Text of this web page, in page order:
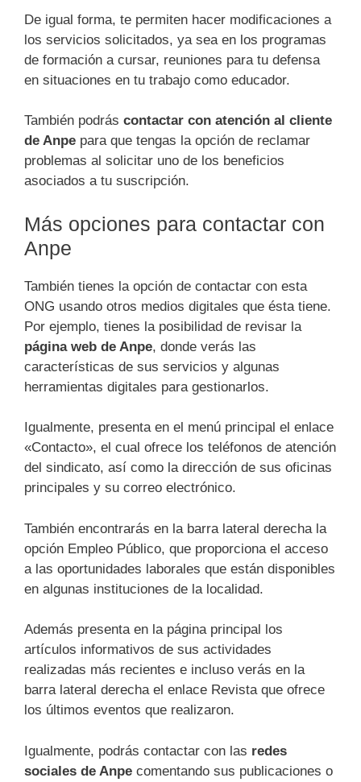
De igual forma, te permiten hacer modificaciones a
los servicios solicitados, ya sea en los programas
de formación a cursar, reuniones para tu defensa
en situaciones en tu trabajo como educador.
También podrás contactar con atención al cliente
de Anpe para que tengas la opción de reclamar
problemas al solicitar uno de los beneficios
asociados a tu suscripción.
Más opciones para contactar con
Anpe
También tienes la opción de contactar con esta
ONG usando otros medios digitales que ésta tiene.
Por ejemplo, tienes la posibilidad de revisar la
página web de Anpe, donde verás las
características de sus servicios y algunas
herramientas digitales para gestionarlos.
Igualmente, presenta en el menú principal el enlace
«Contacto», el cual ofrece los teléfonos de atención
del sindicato, así como la dirección de sus oficinas
principales y su correo electrónico.
También encontrarás en la barra lateral derecha la
opción Empleo Público, que proporciona el acceso
a las oportunidades laborales que están disponibles
en algunas instituciones de la localidad.
Además presenta en la página principal los
artículos informativos de sus actividades
realizadas más recientes e incluso verás en la
barra lateral derecha el enlace Revista que ofrece
los últimos eventos que realizaron.
Igualmente, podrás contactar con las redes
sociales de Anpe comentando sus publicaciones o